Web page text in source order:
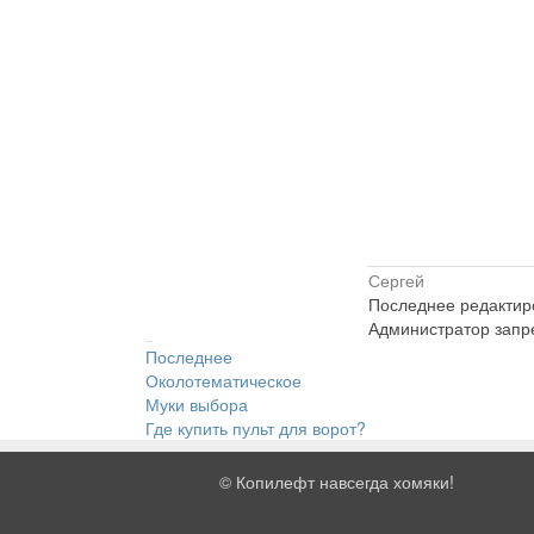
Сергей
Последнее
Администратор
Последнее
Околотематическое
Муки выбора
Где купить пульт для ворот?
© Копилефт навсегда хомяки!